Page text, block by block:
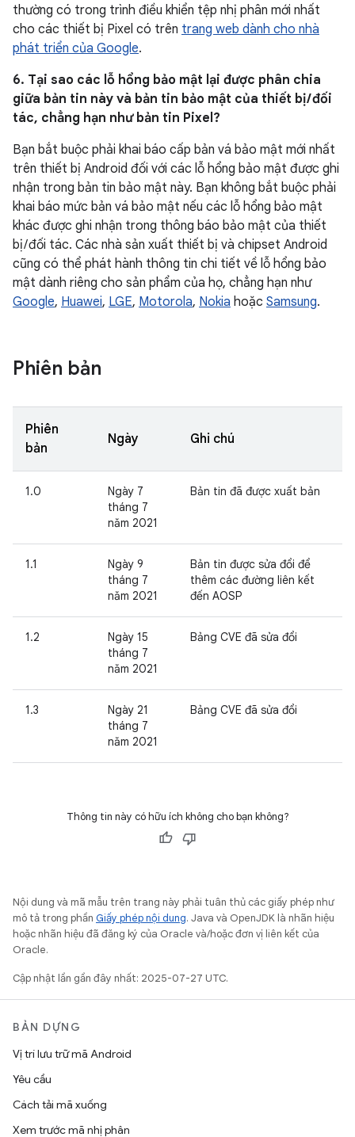
thường có trong trình điều khiển tệp nhị phân mới nhất
cho các thiết bị Pixel có trên trang web dành cho nhà
phát triển của Google.
6. Tại sao các lỗ hổng bảo mật lại được phân chia
giữa bản tin này và bản tin bảo mật của thiết bị / đối
tác, chẳng hạn như bản tin Pixel?
Bạn bắt buộc phải khai báo cấp bản vá bảo mật mới nhất
trên thiết bị Android đối với các lỗ hổng bảo mật được ghi
nhận trong bản tin bảo mật này. Bạn không bắt buộc phải
khai báo mức bản vá bảo mật nếu các lỗ hổng bảo mật
khác được ghi nhận trong thông báo bảo mật của thiết
bị / đối tác. Các nhà sản xuất thiết bị và chipset Android
cũng có thể phát hành thông tin chi tiết về lỗ hổng bảo
mật dành riêng cho sản phẩm của họ, chẳng hạn như
Google, Huawei, LGE, Motorola, Nokia hoặc Samsung.
Phiên bản
Phiên
bản
Ngày Ghi chú
1.0
Ngày 7
tháng 7
năm 2021
Bản tin đã được xuất bản
1.1
Ngày 9
tháng 7
năm 2021
Bản tin được sửa đổi để
thêm các đường liên kết
đến AOSP
1.2
Ngày 15
tháng 7
năm 2021
Bảng CVE đã sửa đổi
1.3
Ngày 21
tháng 7
năm 2021
Bảng CVE đã sửa đổi
Thông tin này có hữu ích không cho bạn không?
Nội dung và mã mẫu trên trang này phải tuân thủ các giấy phép như
mô tả trong phần Giấy phép nội dung. Java và OpenJDK là nhãn hiệu
hoặc nhãn hiệu đã đăng ký của Oracle và/hoặc đơn vị liên kết của
Oracle.
Cập nhật lần gần đây nhất: 2025-07-27 UTC.
BẢN DỰNG
Vị trí lưu trữ mã Android
Yêu cầu
Cách tải mã xuống
Xem trước mã nhị phân